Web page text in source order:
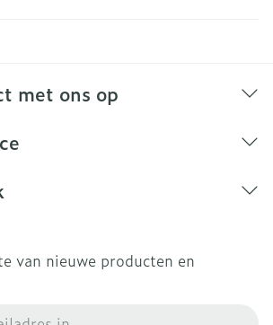
met ons op
van nieuwe producten en